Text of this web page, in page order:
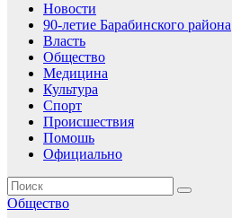
Новости
90-летие Барабинского района
Власть
Общество
Медицина
Культура
Спорт
Происшествия
Помошь
Официально
Общество